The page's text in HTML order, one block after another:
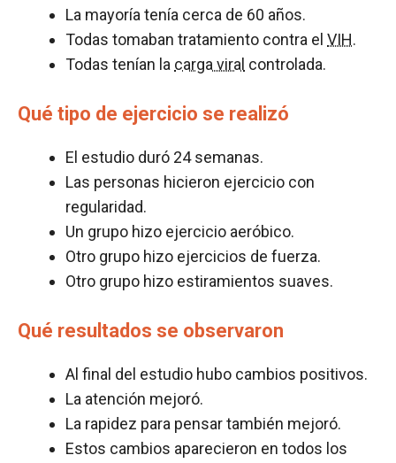
La mayoría tenía cerca de 60 años.
Todas tomaban tratamiento contra el VIH.
Todas tenían la carga viral controlada.
Qué tipo de ejercicio se realizó
El estudio duró 24 semanas.
Las personas hicieron ejercicio con
regularidad.
Un grupo hizo ejercicio aeróbico.
Otro grupo hizo ejercicios de fuerza.
Otro grupo hizo estiramientos suaves.
Qué resultados se observaron
Al final del estudio hubo cambios positivos.
La atención mejoró.
La rapidez para pensar también mejoró.
Estos cambios aparecieron en todos los